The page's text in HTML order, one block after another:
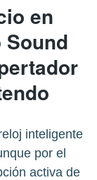
en
Sound
inteligente
por el
activa de